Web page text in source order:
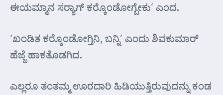
ಈಯಮ್ಮಾನ ಸರ್‍ಯಾಗ್ ಕರ್‍ಕೊಂಡೋಗ್ಬೇಕು’ ಎಂದ.
‘ಖಂಡಿತ ಕರ್‍ಕೊಂಡೋಗ್ತಿನಿ, ಬನ್ನಿ’ ಎಂದು ಶಿವಕುಮಾರ್
ಹೆಜ್ಜೆ ಹಾಕತೊಡಗಿದ.
ಎಲ್ಲರೂ ತಂತಮ್ಮ ಊರದಾರಿ ಹಿಡಿಯುತ್ತಿರುವುದನ್ನು ಕಂಡ